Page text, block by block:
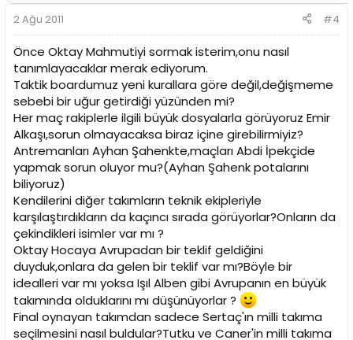
2 Ağu 2011 #4
Önce Oktay Mahmutiyi sormak isterim,onu nasıl
tanımlayacaklar merak ediyorum.
Taktik boardumuz yeni kurallara göre değil,değişmeme
sebebi bir uğur getirdiği yüzünden mi?
Her maç rakiplerle ilgili büyük dosyalarla görüyoruz Emir
Alkaşı,sorun olmayacaksa biraz içine girebilirmiyiz?
Antremanları Ayhan Şahenkte,maçları Abdi İpekçide
yapmak sorun oluyor mu?(Ayhan Şahenk potalarını
biliyoruz)
Kendilerini diğer takımların teknik ekipleriyle
karşılaştırdıkların da kaçıncı sırada görüyorlar?Onların da
çekindikleri isimler var mı ?
Oktay Hocaya Avrupadan bir teklif geldiğini
duyduk,onlara da gelen bir teklif var mı?Böyle bir
idealleri var mı yoksa Işıl Alben gibi Avrupanın en büyük
takımında olduklarını mı düşünüyorlar ?
Final oynayan takımdan sadece Sertaç'ın milli takıma
seçilmesini nasıl buldular?Tutku ve Caner'in milli takıma